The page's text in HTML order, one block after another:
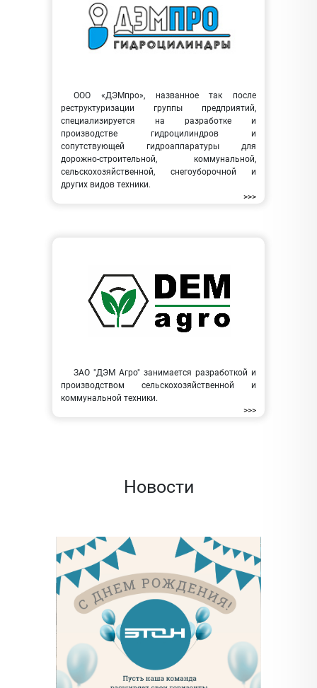
ООО «ДЭМпро», названное так после
реструктуризации группы предприятий,
специализируется на разработке и
производстве гидроцилиндров и
сопутствующей гидроаппаратуры для
дорожно-строительной, коммунальной,
сельскохозяйственной, снегоуборочной и
других видов техники.
>>>
ЗАО "ДЭМ Агро" занимается разработкой и
производством сельскохозяйственной и
коммунальной техники.
>>>
Новости